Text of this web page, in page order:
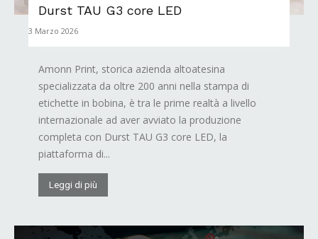
Durst TAU G3 core LED
3 Marzo 2026
Amonn Print, storica azienda altoatesina
specializzata da oltre 200 anni nella stampa di
etichette in bobina, è tra le prime realtà a livello
internazionale ad aver avviato la produzione
completa con Durst TAU G3 core LED, la
piattaforma di...
Leggi di più